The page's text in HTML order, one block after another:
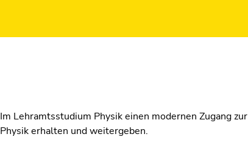
Im Lehramtsstudium Physik einen modernen Zugang zur
Physik erhalten und weitergeben.